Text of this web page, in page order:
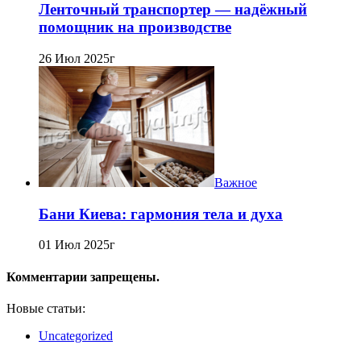
Ленточный транспортер — надёжный
помощник на производстве
26 Июл 2025г
Важное
Бани Киева: гармония тела и духа
01 Июл 2025г
Комментарии запрещены.
Новые статьи:
Uncategorized